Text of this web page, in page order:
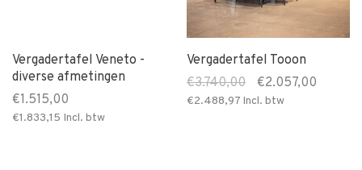
Vergadertafel Veneto -
diverse afmetingen
€1.515,00
€1.833,15 Incl. btw
Vergadertafel Tooon
€3.740,00
€2.057,00
€2.488,97 Incl. btw